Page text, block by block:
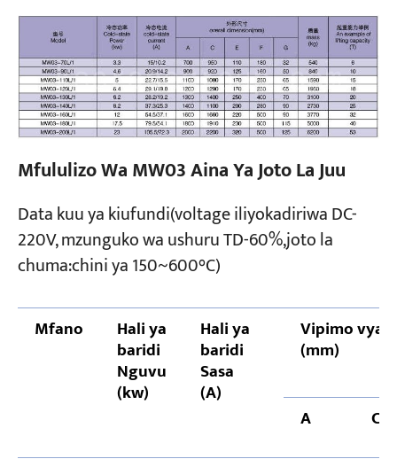
Mfululizo Wa MW03 Aina Ya Joto La Juu
Data kuu ya kiufundi(voltage iliyokadiriwa DC-
220V, mzunguko wa ushuru TD-60%,joto la
chuma:chini ya 150~600°C)
Mfano Hali ya
baridi
Nguvu
(kw)
Hali ya
baridi
Sasa
(A)
Vipimo vya
(mm)
A C